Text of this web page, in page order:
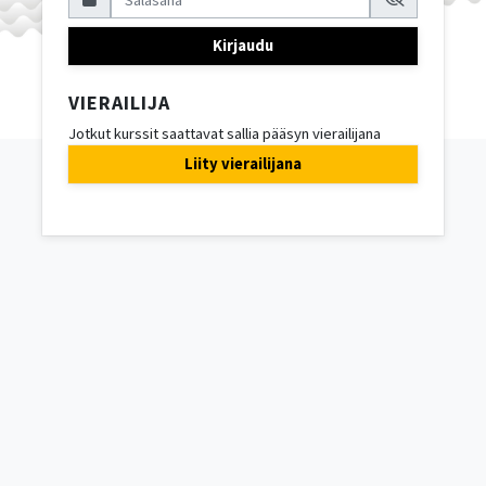
Kirjaudu
VIERAILIJA
Jotkut kurssit saattavat sallia pääsyn vierailijana
Liity vierailijana